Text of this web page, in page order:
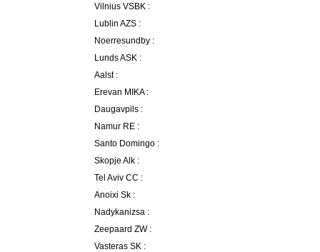
Vilnius VSBK :
Lublin AZS :
Noerresundby :
Lunds ASK :
Aalst :
Erevan MIKA :
Daugavpils :
Namur RE :
Santo Domingo :
Skopje Alk :
Tel Aviv CC :
Anoixi Sk :
Nadykanizsa :
Zeepaard ZW :
Vasteras SK :